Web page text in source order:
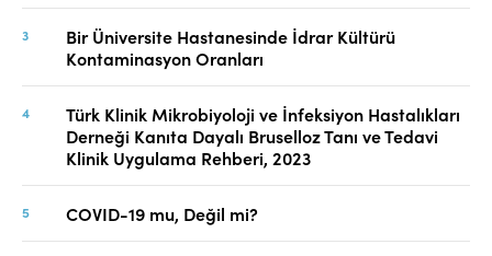
Bir Üniversite Hastanesinde İdrar Kültürü
Kontaminasyon Oranları
Türk Klinik Mikrobiyoloji ve İnfeksiyon Hastalıkları
Derneği Kanıta Dayalı Bruselloz Tanı ve Tedavi
Klinik Uygulama Rehberi, 2023
COVID-19 mu, Değil mi?